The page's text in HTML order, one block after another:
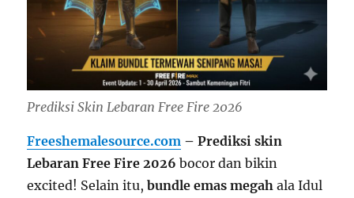
Prediksi Skin Lebaran Free Fire 2026
Freeshemalesource.com – Prediksi skin
Lebaran Free Fire 2026 bocor dan bikin
excited! Selain itu,bundle emas megah ala Idul